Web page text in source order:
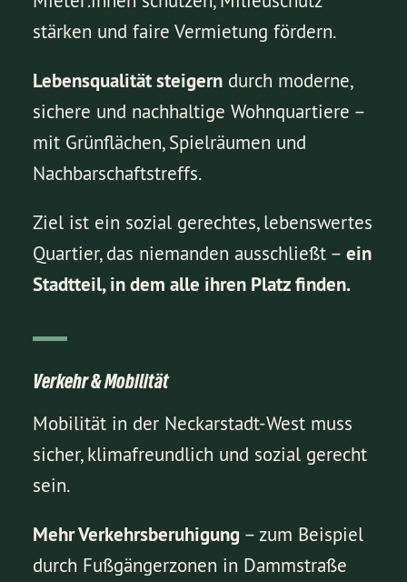
stärken und faire Vermietung fördern.
Lebensqualität steigern durch moderne,
sichere und nachhaltige Wohnquartiere –
mit Grünflächen, Spielräumen und
Nachbarschaftstreffs.
Ziel ist ein sozial gerechtes, lebenswertes
Quartier, das niemanden ausschließt –ein
Stadtteil, in dem alle ihren Platz finden.
Verkehr & Mobilität
Mobilität in der Neckarstadt-West muss
sicher, klimafreundlich und sozial gerecht
sein.
Mehr Verkehrsberuhigung – zum Beispiel
durch Fußgängerzonen in Dammstraße